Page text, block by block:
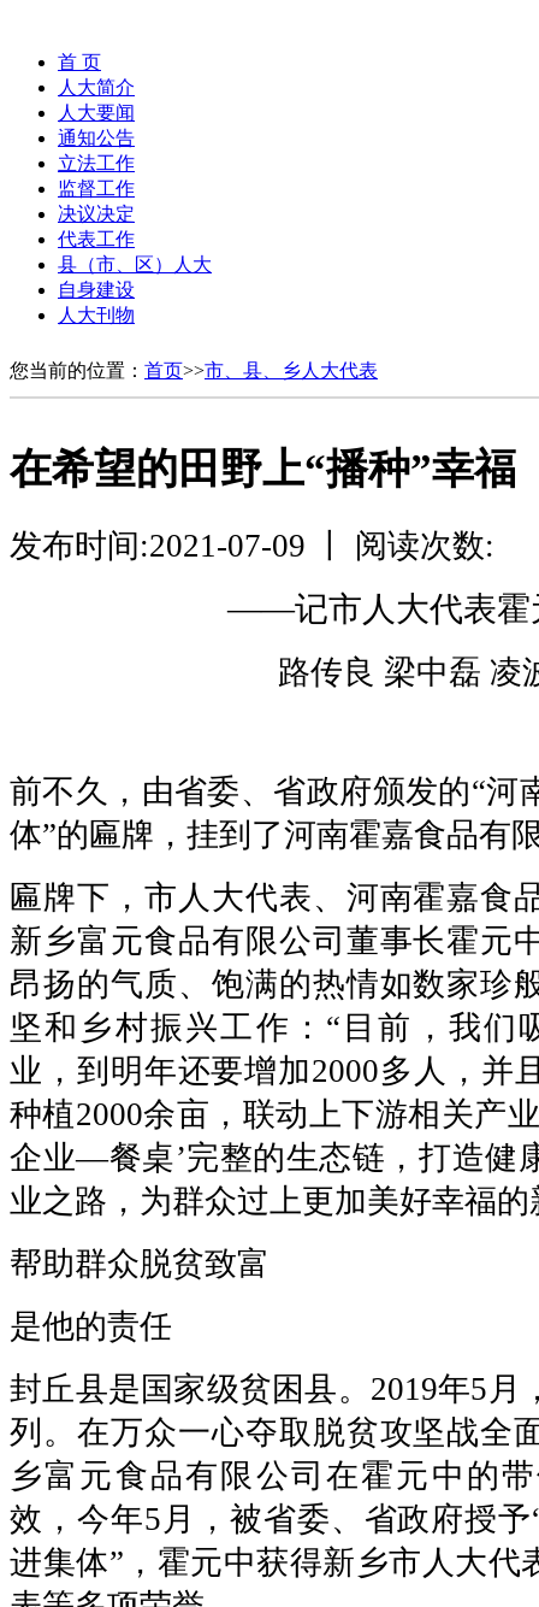
首 页
人大简介
人大要闻
通知公告
立法工作
监督工作
决议决定
代表工作
县（市、区）人大
自身建设
人大刊物
您当前的位置： 首页>>市、县、乡人大代表
在希望的田野上“播种”幸福
发布时间:2021-07-09 丨 阅读次数:
——记市人大代表霍
路传良 梁中磊 凌
前不久，由省委、省政府颁发的“河
体”的匾牌，挂到了河南霍嘉食品有
匾牌下，市人大代表、河南霍嘉食
新乡富元食品有限公司董事长霍元
昂扬的气质、饱满的热情如数家珍
坚和乡村振兴工作：“目前，我们
业，到明年还要增加2000多人，并
种植2000余亩，联动上下游相关产
企业—餐桌’完整的生态链，打造健
业之路，为群众过上更加美好幸福的
帮助群众脱贫致富
是他的责任
封丘县是国家级贫困县。2019年5月
列。在万众一心夺取脱贫攻坚战全
乡富元食品有限公司在霍元中的
效，今年5月，被省委、省政府授
进集体”，霍元中获得新乡市人大代